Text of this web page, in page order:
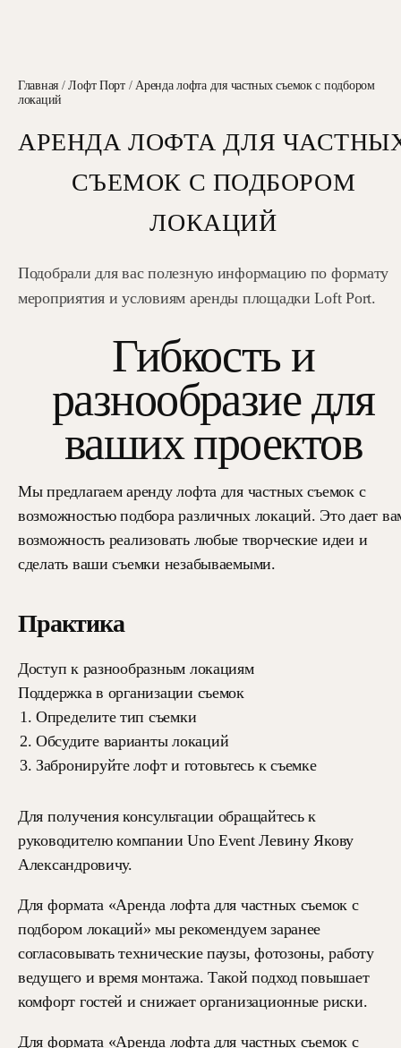
Главная /Лофт Порт/Аренда лофта для частных съемок с подбором
локаций
АРЕНДА ЛОФТА ДЛЯ
СЪЕМОК С ПОДБОРОМ
ЛОКАЦИЙ
Подобрали для вас полезную информацию по формату
мероприятия и условиям аренды площадки Loft Port.
Гибкость и
разнообразие для
ваших проектов
Мы предлагаем аренду лофта для частных съемок с
возможностью подбора различных локаций. Это дает
возможность реализовать любые творческие идеи и
сделать ваши съемки незабываемыми.
Практика
Доступ к разнообразным локациям
Поддержка в организации съемок
Определите тип съемки
Обсудите варианты локаций
Забронируйте лофт и готовьтесь к съемке
Для получения консультации обращайтесь к
руководителю компании Uno Event Левину Якову
Александровичу.
Для формата «Аренда лофта для частных съемок с
подбором локаций» мы рекомендуем заранее
согласовывать технические паузы, фотозоны, работу
ведущего и время монтажа. Такой подход повышает
комфорт гостей и снижает организационные риски.
Для формата «Аренда лофта для частных съемок с